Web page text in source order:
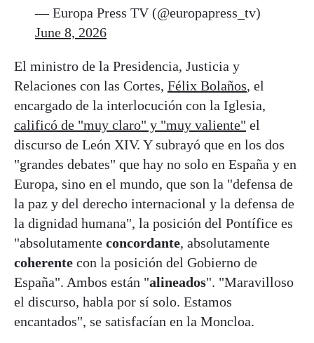
— Europa Press TV (@europapress_tv)
June 8, 2026
El ministro de la Presidencia, Justicia y
Relaciones con las Cortes, Félix Bolaños, el
encargado de la interlocución con la Iglesia,
calificó de "muy claro" y "muy valiente" el
discurso de León XIV. Y subrayó que en los dos
"grandes debates" que hay no solo en España y en
Europa, sino en el mundo, que son la "defensa de
la paz y del derecho internacional y la defensa de
la dignidad humana", la posición del Pontífice es
"absolutamente concordante, absolutamente
coherente con la posición del Gobierno de
España". Ambos están "alineados". "Maravilloso
el discurso, habla por sí solo. Estamos
encantados", se satisfacían en la Moncloa.